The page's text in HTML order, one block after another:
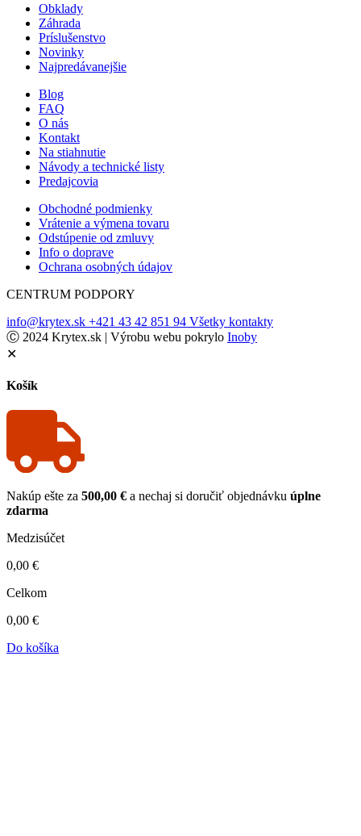
Obklady
Záhrada
Príslušenstvo
Novinky
Najpredávanejšie
Blog
FAQ
O nás
Kontakt
Na stiahnutie
Návody a technické listy
Predajcovia
Obchodné podmienky
Vrátenie a výmena tovaru
Odstúpenie od zmluvy
Info o doprave
Ochrana osobných údajov
CENTRUM PODPORY
info@krytex.sk +421 43 42 851 94 Všetky kontakty
Ⓒ 2024 Krytex.sk | Výrobu webu pokrylo Inoby
✕
Košík
Nakúp ešte za 500,00 € a nechaj si doručiť objednávku úplne
zdarma
Medzisúčet
0,00 €
Celkom
0,00 €
Do košíka